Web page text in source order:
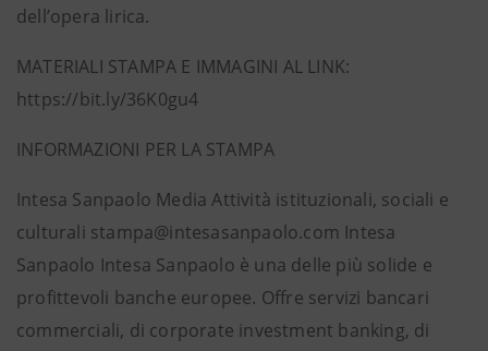
dell’opera lirica.
MATERIALI STAMPA E IMMAGINI AL LINK:
https://bit.ly/36K0gu4
INFORMAZIONI PER LA STAMPA
Intesa Sanpaolo Media Attività istituzionali, sociali e
culturali stampa@intesasanpaolo.com Intesa
Sanpaolo Intesa Sanpaolo è una delle più solide e
profittevoli banche europee. Offre servizi bancari
commerciali, di corporate investment banking, di